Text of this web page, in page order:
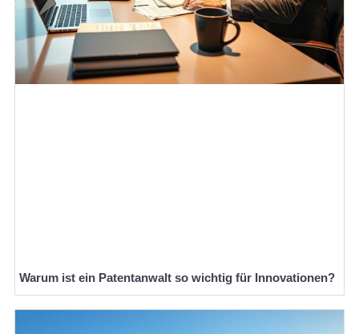
Warum ist ein Patentanwalt so wichtig für Innovationen?